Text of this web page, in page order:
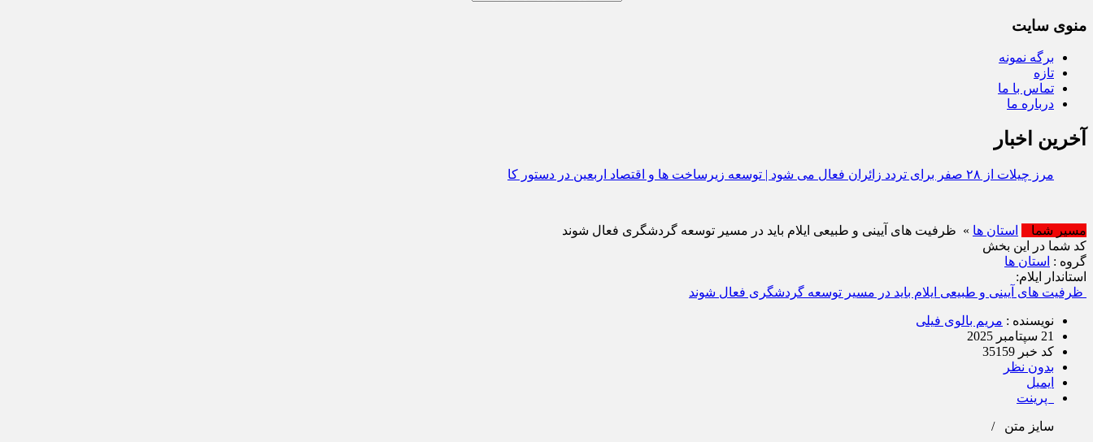
منوی سایت
برگه نمونه
تازه
تماس با ما
درباره ما
آخرین اخبار
مرز چیلات از ۲۸ صفر برای تردد زائران فعال می‌ شود | توسعه زیرساخت‌ ها و اقتصاد اربعین در دستور کار دولت است | رونمایی از مهر رسمی گذرنامه
مسیر شما استان ها » ظرفیت‌ های آیینی و طبیعی ایلام باید در مسیر توسعه گردشگری فعال شوند
کد شما در این بخش
گروه : استان ها
استاندار ایلام:
ظرفیت‌ های آیینی و طبیعی ایلام باید در مسیر توسعه گردشگری فعال شوند
نویسنده : مریم بالوی فیلی
21 سپتامبر 2025
کد خبر 35159
بدون نظر
ایمیل
پرینت
سایز متن /